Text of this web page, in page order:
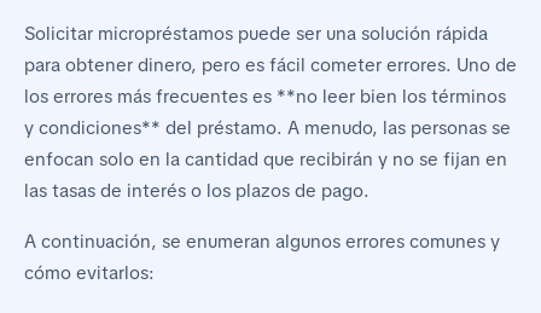
Solicitar micropréstamos puede ser una solución rápida
para obtener dinero, pero es fácil cometer errores. Uno de
los errores más frecuentes es **no leer bien los términos
y condiciones** del préstamo. A menudo, las personas se
enfocan solo en la cantidad que recibirán y no se fijan en
las tasas de interés o los plazos de pago.
A continuación, se enumeran algunos errores comunes y
cómo evitarlos: